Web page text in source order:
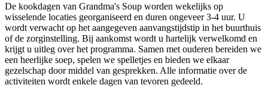
De kookdagen van Grandma's Soup worden wekelijks op
wisselende locaties georganiseerd en duren ongeveer 3-4 uur. U
wordt verwacht op het aangegeven aanvangstijdstip in het buurthuis
of de zorginstelling. Bij aankomst wordt u hartelijk verwelkomd en
krijgt u uitleg over het programma. Samen met ouderen bereiden we
een heerlijke soep, spelen we spelletjes en bieden we elkaar
gezelschap door middel van gesprekken. Alle informatie over de
activiteiten wordt enkele dagen van tevoren gedeeld.